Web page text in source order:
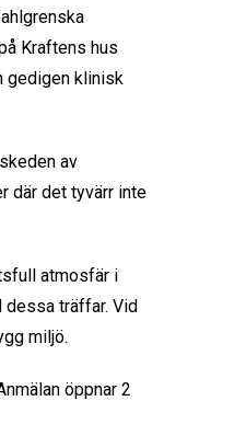
Kraftens hus
gedigen klinisk
av
där det tyvärr inte
atmosfär i
dessa träffar. Vid
miljö.
öppnar 2